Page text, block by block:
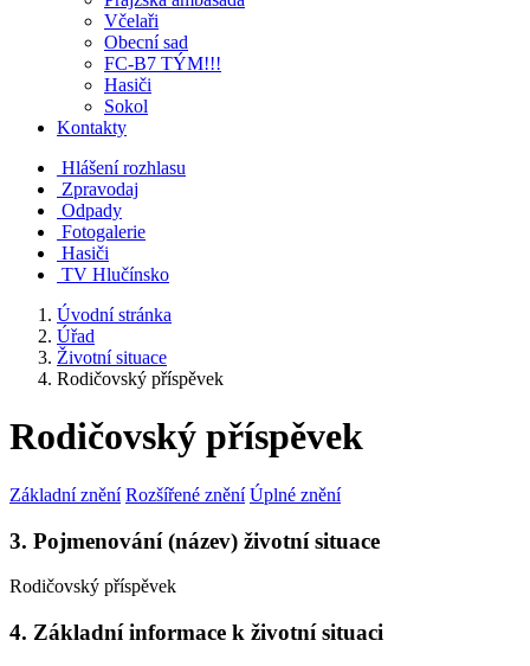
Včelaři
Obecní sad
FC-B7 TÝM!!!
Hasiči
Sokol
Kontakty
Hlášení rozhlasu
Zpravodaj
Odpady
Fotogalerie
Hasiči
TV Hlučínsko
Úvodní stránka
Úřad
Životní situace
Rodičovský příspěvek
Rodičovský příspěvek
Základní znění Rozšířené znění Úplné znění
3. Pojmenování (název) životní situace
Rodičovský příspěvek
4. Základní informace k životní situaci